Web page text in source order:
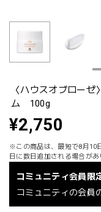
〈ハウスオブロー
ム 100g
¥2,750
※この商品は、最短で8月10
日に数日追加される場合があ
コミュニティ会員限
コミュニティの会員